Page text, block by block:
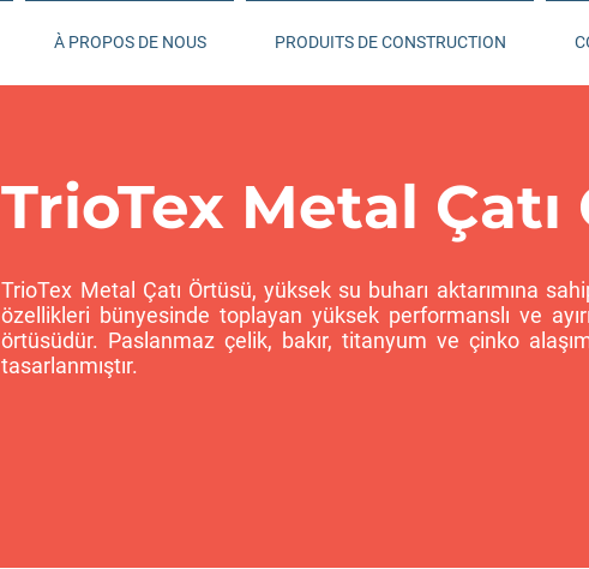
À PROPOS DE NOUS PRODUITS DE CONSTRUCTION
TrioTex Metal
TrioTex Metal Çatı Örtüsü, yüksek su buharı aktarımına
özellikleri bünyesinde toplayan yüksek performanslı ve
örtüsüdür. Paslanmaz çelik, bakır, titanyum ve çinko
tasarlanmıştır.